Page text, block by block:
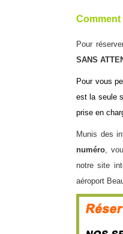
Comment
Pour
SANS
Pour vous
est la seule
prise en
Munis des
numéro,
notre site
aéroport